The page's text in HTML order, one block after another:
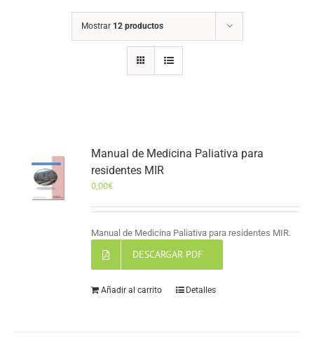
Mostrar 12 productos
Manual de Medicina Paliativa para
residentes MIR
0,00€
Manual de Medicina Paliativa para residentes MIR.
DESCARGAR PDF
Añadir al carrito Detalles